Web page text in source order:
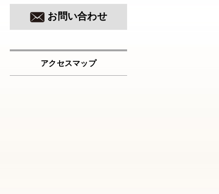
お問い合わせ
アクセスマップ